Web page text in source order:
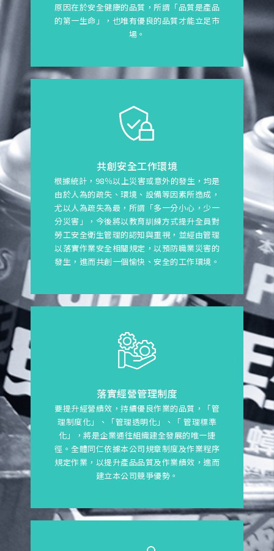
原因在於安全健康的品質，所謂「品質是產品
的第一生命」，也唯有優良的品質才能立足市
場。
共創安全工作環境
根據統計，98％以上災害或意外的發生，均是
由於人為的疏失、環境、設備等因素所造成，
尤以人為疏失為最，所謂「多一分小心，少一
分災害」，今後將以教育訓練方式提升全員對
勞工安全衛生管理的認知與重視，並經由管理
以落實作業安全相關規定，以預防職業災害的
發生，進而共創一個愉快、安全的工作環境。
落實經營管理制度
要提升經營績效，持續優良作業的品質，「管
理制度化」、「管理透明化」、「 管理標準
化」，將是企業通往組織建全發展的唯一捷
徑。全體同仁依據本公司規章制度及作業程序
規定作業，以提升產品品質及作業績效，進而
建立本公司競爭優勢。